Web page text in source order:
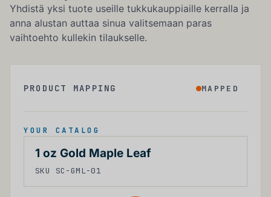
Yhdistä yksi tuote useille tukkukauppiaille kerralla ja
anna alustan auttaa sinua valitsemaan paras
vaihtoehto kullekin tilaukselle.
PRODUCT MAPPING MAPPED
YOUR CATALOG
1 oz Gold Maple Leaf
SKU SC-GML-01